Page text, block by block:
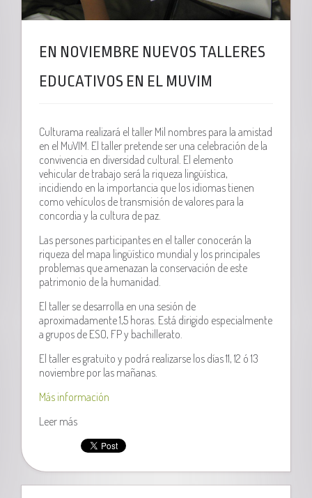
EN NOVIEMBRE NUEVOS TALLERES
EDUCATIVOS EN EL MUVIM
Culturama realizará el taller Mil nombres para la amistad
en el MuVIM. El taller pretende ser una celebración de la
convivencia en diversidad cultural. El elemento
vehicular de trabajo será la riqueza lingüística,
incidiendo en la importancia que los idiomas tienen
como vehículos de transmisión de valores para la
concordia y la cultura de paz.
Las persones participantes en el taller conocerán la
riqueza del mapa lingüístico mundial y los principales
problemas que amenazan la conservación de este
patrimonio de la humanidad.
El taller se desarrolla en una sesión de
aproximadamente 1,5 horas. Está dirigido especialmente
a grupos de ESO, FP y bachillerato.
El taller es gratuito y podrá realizarse los días 11, 12 ó 13
noviembre por las mañanas.
Más información
Leer más